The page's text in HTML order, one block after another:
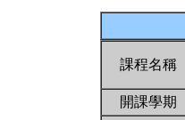
課程名稱
開課學期